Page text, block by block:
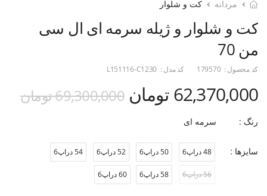
مردانه کت و شلوار
کت و شلوار و ژیله سرمه ای ال سی
من 70
کد محصول : 179570 کد مدل : L151116-C1230
62,370,000 تومان 69,300,000 تومان
رنگ : سرمه ای
سایزها : 48 دراپ6 50 دراپ6 52 دراپ6 54 دراپ6
56 دراپ6 58 دراپ6 60 دراپ6